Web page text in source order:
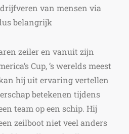
van mensen via
belangrijk
zeiler en vanuit zijn
Cup, ’s werelds meest
hij uit ervaring vertellen
betekenen tijdens
team op een schip. Hij
zeilboot niet veel anders